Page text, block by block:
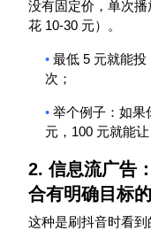
没有固定价，单次播
花 10-30 元）。
• 最低 5 元就能投
次；
• 举个例子：如果
元， 100 元就能让
2.信息流广告
合有明确目标
这种是刷抖音时看到